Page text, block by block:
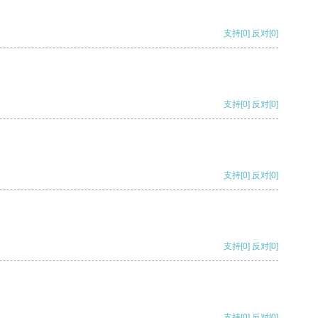
支持[0] 反对[0]
支持[0] 反对[0]
支持[0] 反对[0]
支持[0] 反对[0]